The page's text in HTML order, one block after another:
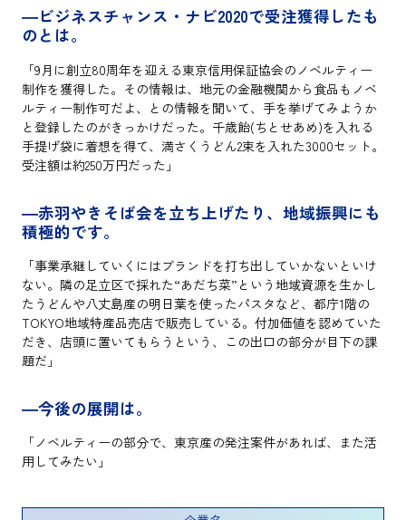
―ビジネスチャンス・ナビ2020で受注獲得したも
のとは。
「9月に創立80周年を迎える東京信用保証協会のノベルティー
制作を獲得した。その情報は、地元の金融機関から食品もノベ
ルティー制作可だよ、との情報を聞いて、手を挙げてみようか
と登録したのがきっかけだった。千歳飴(ちとせあめ)を入れる
手提げ袋に着想を得て、満さくうどん2束を入れた3000セット。
受注額は約250万円だった」
―赤羽やきそば会を立ち上げたり、地域振興にも
積極的です。
「事業承継していくにはブランドを打ち出していかないといけ
ない。隣の足立区で採れた“あだち菜”という地域資源を生かし
たうどんや八丈島産の明日葉を使ったパスタなど、都庁1階の
TOKYO地域特産品売店で販売している。付加価値を認めていた
だき、店頭に置いてもらうという、この出口の部分が目下の課
題だ」
―今後の展開は。
「ノベルティーの部分で、東京産の発注案件があれば、また活
用してみたい」